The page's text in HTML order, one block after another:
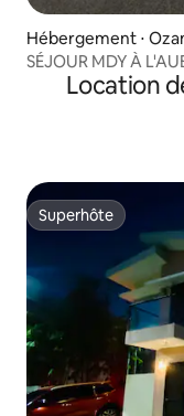
Hébergement ⋅
SÉJOUR MDY À L'AUBERGE pour les
les amisLocation
Superhôte
Superhôte